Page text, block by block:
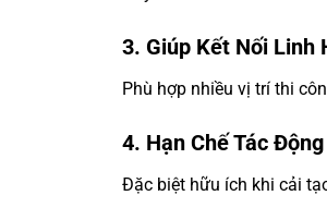
3. Giúp Kết Nối Linh
Phù hợp nhiều vị trí thi
4. Hạn Chế Tác
Đặc biệt hữu ích khi cải